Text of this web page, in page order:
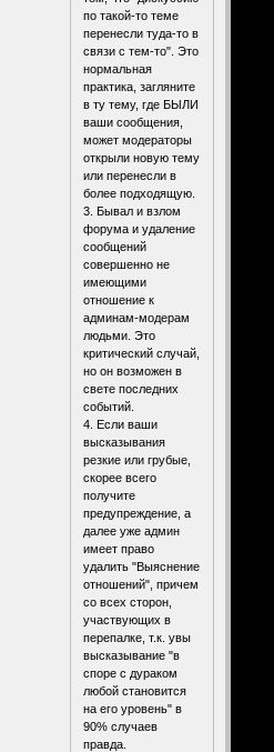
по такой-то теме
перенесли туда-то в
связи с тем-то". Это
нормальная
практика, загляните
в ту тему, где БЫЛИ
ваши сообщения,
может модераторы
открыли новую тему
или перенесли в
более подходящую.
3. Бывал и взлом
форума и удаление
сообщений
совершенно не
имеющими
отношение к
админам-модерам
людьми. Это
критический случай,
но он возможен в
свете последних
событий.
4. Если ваши
высказывания
резкие или грубые,
скорее всего
получите
предупреждение, а
далее уже админ
имеет право
удалить "Выяснение
отношений", причем
со всех сторон,
участвующих в
перепалке, т.к. увы
высказывание "в
споре с дураком
любой становится
на его уровень" в
90% случаев
правда.